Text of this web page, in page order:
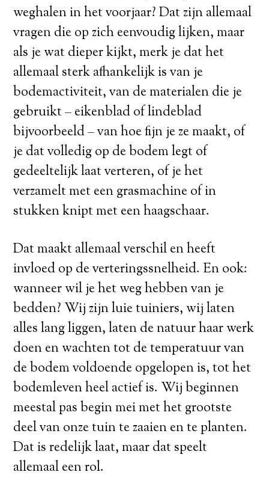
weghalen in het voorjaar? Dat zijn allemaal
vragen die op zich eenvoudig lijken, maar
als je wat dieper kijkt, merk je dat het
allemaal sterk afhankelijk is van je
bodemactiviteit, van de materialen die je
gebruikt – eikenblad of lindeblad
bijvoorbeeld – van hoe fijn je ze maakt, of
je dat volledig op de bodem legt of
gedeeltelijk laat verteren, of je het
verzamelt met een grasmachine of in
stukken knipt met een haagschaar.
Dat maakt allemaal verschil en heeft
invloed op de verteringssnelheid. En ook:
wanneer wil je het weg hebben van je
bedden? Wij zijn luie tuiniers, wij laten
alles lang liggen, laten de natuur haar werk
doen en wachten tot de temperatuur van
de bodem voldoende opgelopen is, tot het
bodemleven heel actief is. Wij beginnen
meestal pas begin mei met het grootste
deel van onze tuin te zaaien en te planten.
Dat is redelijk laat, maar dat speelt
allemaal een rol.